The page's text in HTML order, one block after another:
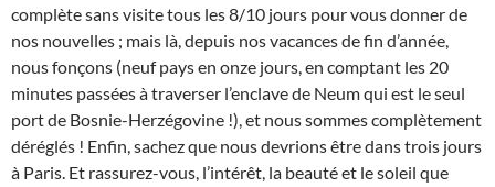
complète sans visite tous les 8/10 jours pour vous donner de
nos nouvelles ; mais là, depuis nos vacances de fin d’année,
nous fonçons (neuf pays en onze jours, en comptant les 20
minutes passées à traverser l’enclave de Neum qui est le seul
port de Bosnie-Herzégovine !), et nous sommes complètement
déréglés ! Enfin, sachez que nous devrions être dans trois jours
à Paris. Et rassurez-vous, l’intérêt, la beauté et le soleil que